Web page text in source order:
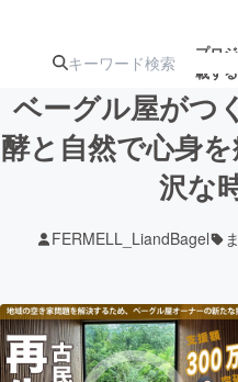
プロ
載す
注目の新
ジェクト
テクノロジー・ガ
ベーグル屋がつ
酵と自然で心身
沢な
FERMELL_LiandBagel